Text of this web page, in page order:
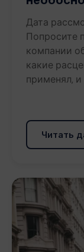
Дата
Попросите
компании
какие
применял, и
Читать